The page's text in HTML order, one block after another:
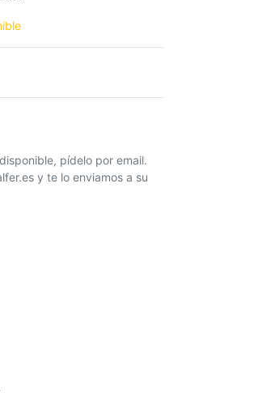
pídelo por email.
y te lo enviamos a su